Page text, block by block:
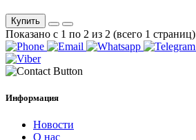
Купить
Показано с 1 по 2 из 2 (всего 1 страниц)
Информация
Новости
О нас